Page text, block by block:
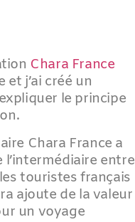
Chara France
j’ai créé un
le principe
Chara France a
l’intermédiaire entre
touristes français
ajoute de la valeur
un voyage